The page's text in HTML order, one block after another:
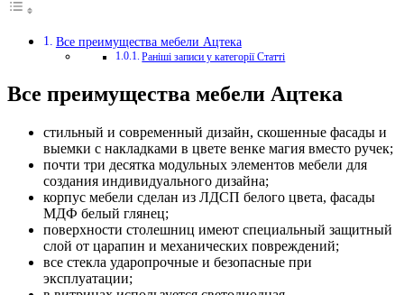
Все преимущества мебели Ацтека
Раніші записи у категорії Статті
Все преимущества мебели Ацтека
стильный и современный дизайн, скошенные фасады и
выемки с накладками в цвете венке магия вместо ручек;
почти три десятка модульных элементов мебели для
создания индивидуального дизайна;
корпус мебели сделан из ЛДСП белого цвета, фасады
МДФ белый глянец;
поверхности столешниц имеют специальный защитный
слой от царапин и механических повреждений;
все стекла ударопрочные и безопасные при
эксплуатации;